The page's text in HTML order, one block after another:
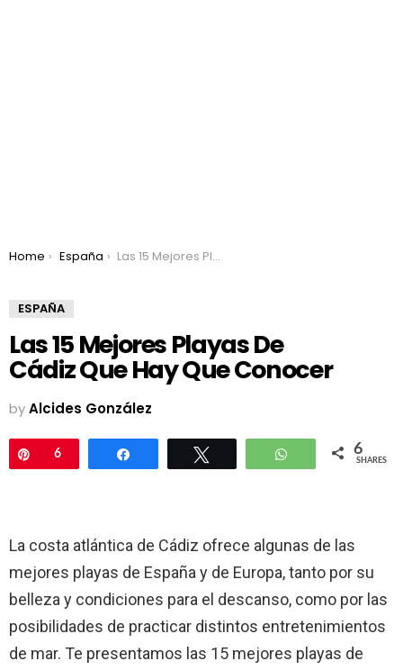
You are here:
Home España Las 15 Mejores Playas De Cádiz Que Hay Que Conocer
ESPAÑA
Las 15 Mejores Playas De
Cádiz Que Hay Que Conocer
byAlcides González
Pin
6 WhatsApp6
SHARES
La costa atlántica de Cádiz ofrece algunas de las
mejores playas de España y de Europa, tanto por su
belleza y condiciones para el descanso, como por las
posibilidades de practicar distintos entretenimientos
de mar. Te presentamos las 15 mejores playas de